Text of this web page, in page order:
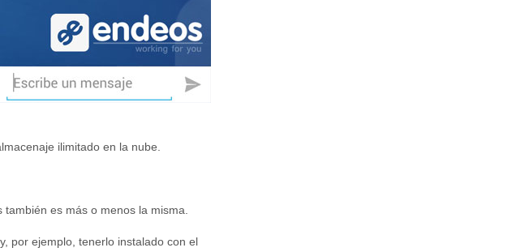
ilimitado en la nube.
es más o menos la misma.
por ejemplo, tenerlo instalado con el